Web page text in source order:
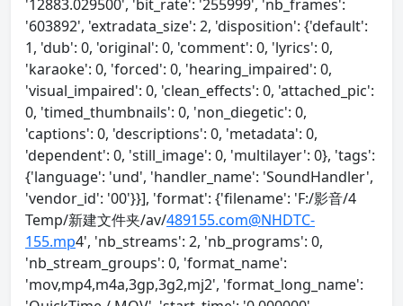
'12883.029500', 'bit_rate': '255999', 'nb_frames':
'603892', 'extradata_size': 2, 'disposition': {'default':
1, 'dub': 0, 'original': 0, 'comment': 0, 'lyrics': 0,
'karaoke': 0, 'forced': 0, 'hearing_impaired': 0,
'visual_impaired': 0, 'clean_effects': 0, 'attached_pic':
0, 'timed_thumbnails': 0, 'non_diegetic': 0,
'captions': 0, 'descriptions': 0, 'metadata': 0,
'dependent': 0, 'still_image': 0, 'multilayer': 0}, 'tags':
{'language': 'und', 'handler_name': 'SoundHandler',
'vendor_id': '00'}}], 'format': {'filename': 'F:/影音/4
Temp/新建文件夹/av/489155.com@NHDTC-
155.mp4', 'nb_streams': 2, 'nb_programs': 0,
'nb_stream_groups': 0, 'format_name':
'mov,mp4,m4a,3gp,3g2,mj2', 'format_long_name':